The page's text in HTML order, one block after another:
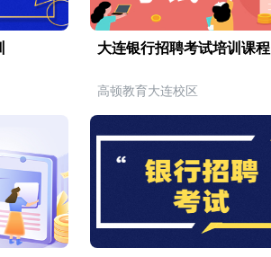
大连银行招聘考试培训课程
高顿教育大连校区